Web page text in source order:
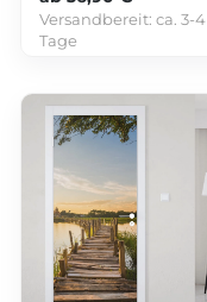
Versandbereit:ca. 3-4
Tage